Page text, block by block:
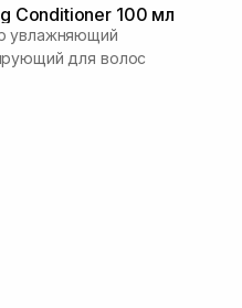
Conditioner 100 мл
увлажняющий
для волос